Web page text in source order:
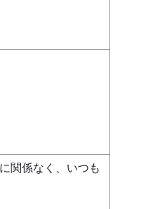
関係なく、いつも